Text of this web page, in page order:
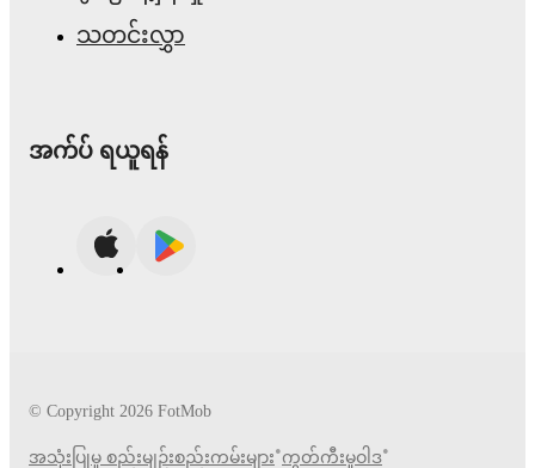
သတင်းလွှာ
အက်ပ် ရယူရန်
© Copyright 2026 FotMob
အသုံးပြုမှု စည်းမျဉ်းစည်းကမ်းများ•ကွတ်ကီးမူဝါဒ•